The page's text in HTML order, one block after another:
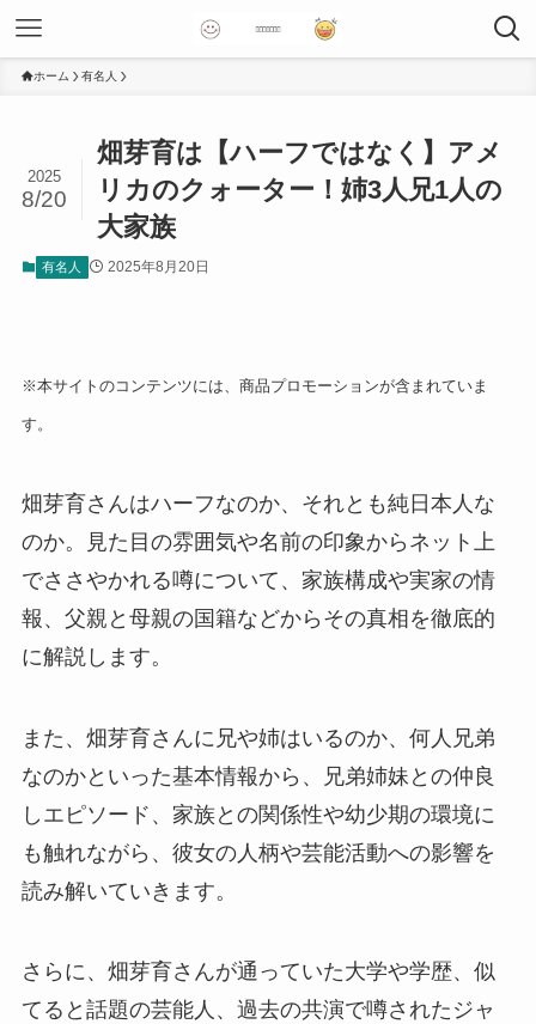
ホーム 有名人
畑芽育は【ハーフではなく】アメ
リカのクォーター！姉3人兄1人の
大家族
2025
8/20
有名人 2025年8月20日
※本サイトのコンテンツには、商品プロモーションが含まれていま
す。
畑芽育さんはハーフなのか、それとも純日本人な
のか。見た目の雰囲気や名前の印象からネット上
でささやかれる噂について、家族構成や実家の情
報、父親と母親の国籍などからその真相を徹底的
に解説します。
また、畑芽育さんに兄や姉はいるのか、何人兄弟
なのかといった基本情報から、兄弟姉妹との仲良
しエピソード、家族との関係性や幼少期の環境に
も触れながら、彼女の人柄や芸能活動への影響を
読み解いていきます。
さらに、畑芽育さんが通っていた大学や学歴、似
てると話題の芸能人、過去の共演で噂されたジャ